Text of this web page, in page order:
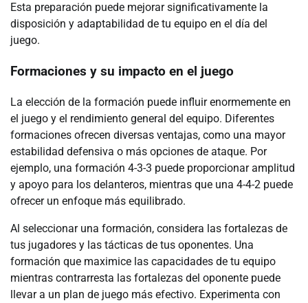
Esta preparación puede mejorar significativamente la
disposición y adaptabilidad de tu equipo en el día del
juego.
Formaciones y su impacto en el juego
La elección de la formación puede influir enormemente en
el juego y el rendimiento general del equipo. Diferentes
formaciones ofrecen diversas ventajas, como una mayor
estabilidad defensiva o más opciones de ataque. Por
ejemplo, una formación 4-3-3 puede proporcionar amplitud
y apoyo para los delanteros, mientras que una 4-4-2 puede
ofrecer un enfoque más equilibrado.
Al seleccionar una formación, considera las fortalezas de
tus jugadores y las tácticas de tus oponentes. Una
formación que maximice las capacidades de tu equipo
mientras contrarresta las fortalezas del oponente puede
llevar a un plan de juego más efectivo. Experimenta con